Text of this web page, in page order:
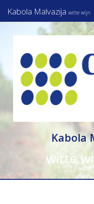
Kabola Malvazija witte wijn
Assortiment
Informatie
Zakelijk
Consumenten
Kabola
witte